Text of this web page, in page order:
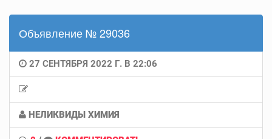
Объявление № 29036
27 СЕНТЯБРЯ 2022 Г. В 22:06
НЕЛИКВИДЫ ХИМИЯ